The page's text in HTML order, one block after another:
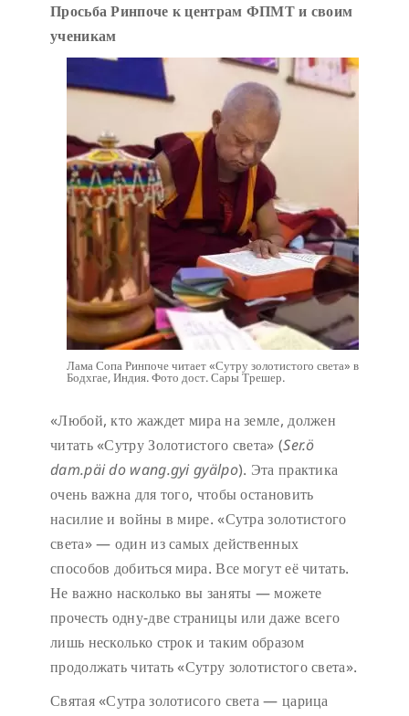
Просьба Ринпоче к центрам ФПМТ и своим
ученикам
Лама Сопа Ринпоче читает «Сутру золотистого света» в
Бодхгае, Индия. Фото дост. Сары Трешер.
«Любой, кто жаждет мира на земле, должен
читать «Сутру Золотистого света» (Ser.ö
dam.päi do wang.gyi gyälpo). Эта практика
очень важна для того, чтобы остановить
насилие и войны в мире. «Сутра золотистого
света» — один из самых действенных
способов добиться мира. Все могут её читать.
Не важно насколько вы заняты — можете
прочесть одну-две страницы или даже всего
лишь несколько строк и таким образом
продолжать читать «Сутру золотистого света».
Святая «Сутра золотисого света — царица